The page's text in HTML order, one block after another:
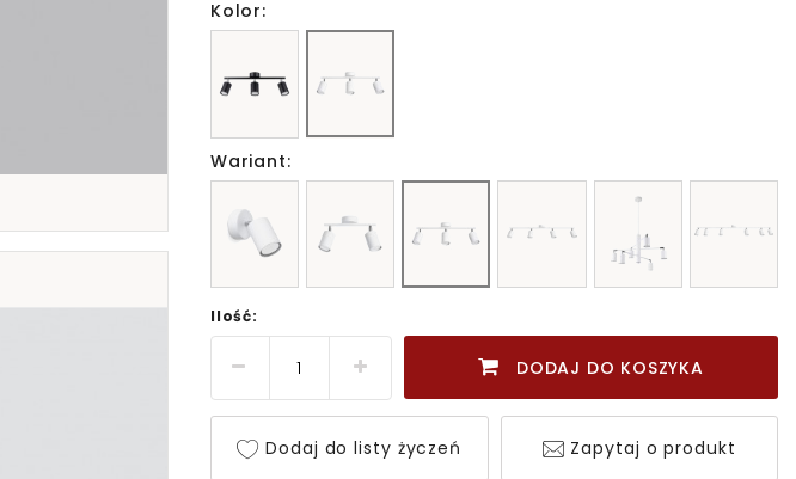
Kolor:
Wariant:
Ilość:
DODAJ DO KOSZYKA
Dodaj do listy życzeń Zapytaj o produkt